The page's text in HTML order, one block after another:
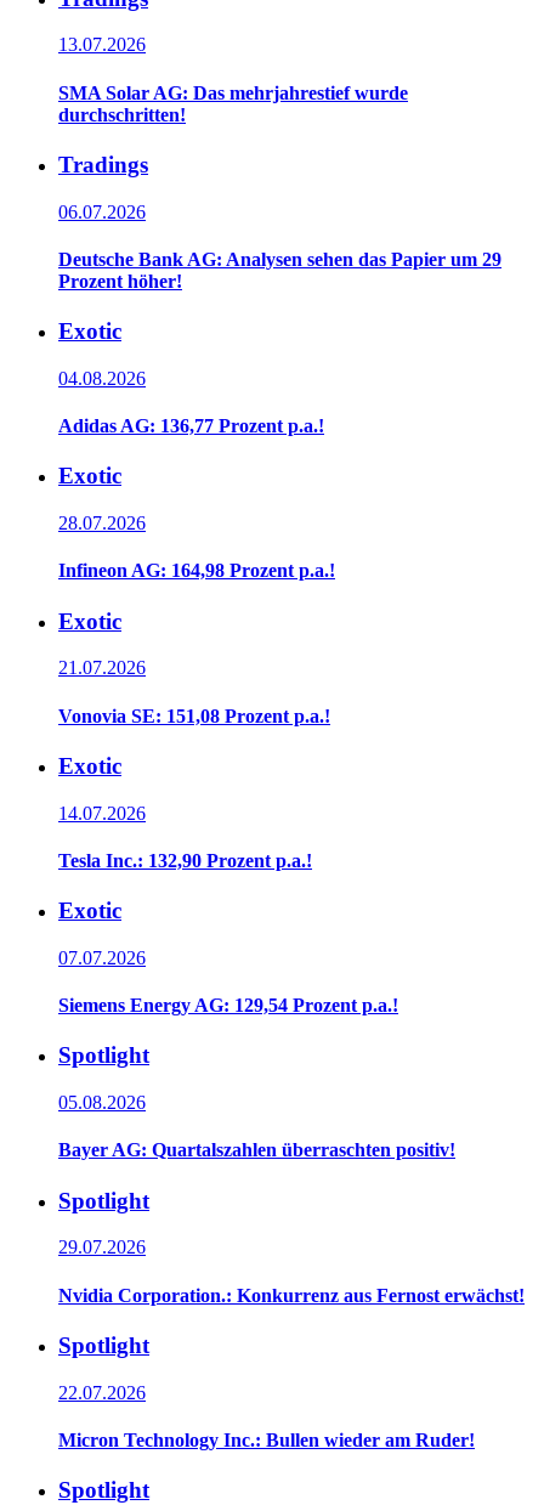
13.07.2026
SMA Solar AG: Das mehrjahrestief wurde
durchschritten!
Tradings
06.07.2026
Deutsche Bank AG: Analysen sehen das Papier um 29
Prozent höher!
Exotic
04.08.2026
Adidas AG: 136,77 Prozent p.a.!
Exotic
28.07.2026
Infineon AG: 164,98 Prozent p.a.!
Exotic
21.07.2026
Vonovia SE: 151,08 Prozent p.a.!
Exotic
14.07.2026
Tesla Inc.: 132,90 Prozent p.a.!
Exotic
07.07.2026
Siemens Energy AG: 129,54 Prozent p.a.!
Spotlight
05.08.2026
Bayer AG: Quartalszahlen überraschten positiv!
Spotlight
29.07.2026
Nvidia Corporation.: Konkurrenz aus Fernost erwächst!
Spotlight
22.07.2026
Micron Technology Inc.: Bullen wieder am Ruder!
Spotlight